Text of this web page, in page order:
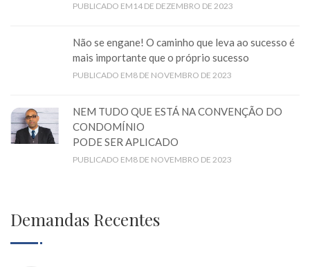
PUBLICADO EM14 DE DEZEMBRO DE 2023
Não se engane! O caminho que leva ao sucesso é
mais importante que o próprio sucesso
PUBLICADO EM8 DE NOVEMBRO DE 2023
NEM TUDO QUE ESTÁ NA CONVENÇÃO DO
CONDOMÍNIO
PODE SER APLICADO
PUBLICADO EM8 DE NOVEMBRO DE 2023
Demandas Recentes